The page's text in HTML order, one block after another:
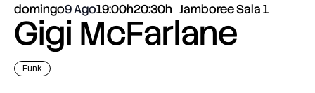
domingo9 Ago19:00h20:30h Jamboree Sala 1
Gigi McFarlane
Funk